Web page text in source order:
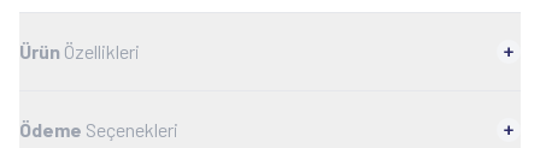
Ürün Özellikleri
Ödeme Seçenekleri